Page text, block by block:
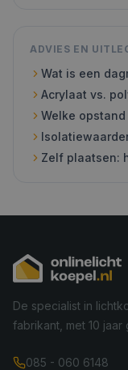
ADVIES EN
Wat is een
Acrylaat vs.
Welke
Zelf plaatsen:
De specialist in
fabrikant, met 10 jaar
085 - 060 6148